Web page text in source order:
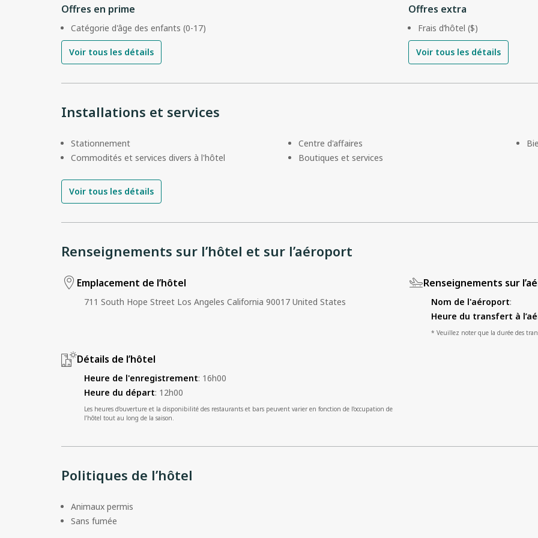
Offres en prime
Catégorie d'âge des enfants (0-17)
Voir tous les détails
Offres extra
Frais d’hôtel ($)
Voir tous les détails
Installations et services
Stationnement
Commodités et services divers à l'hôtel
Centre d'affaires
Boutiques et services
Voir tous les détails
Renseignements sur l’hôtel et sur l’aéroport
Emplacement de l’hôtel
711 South Hope Street Los Angeles California 90017 United States
Renseignements sur
Nom de l'aéroport:
Heure du transfert à
* Veuillez noter que la durée des
Détails de l’hôtel
Heure de l'enregistrement: 16h00
Heure du départ: 12h00
Les heures d’ouverture et la disponibilité des restaurants et bars peuvent varier en fonction de l’occupation de
l’hôtel tout au long de la saison.
Politiques de l’hôtel
Animaux permis
Sans fumée